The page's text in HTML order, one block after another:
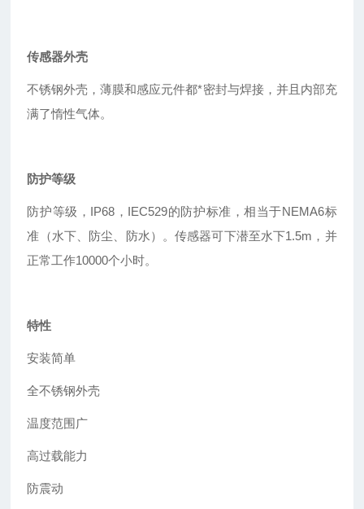
传感器外壳
不锈钢外壳，薄膜和感应元件都*密封与焊接，并且内部充
满了惰性气体。
防护等级
防护等级，IP68，IEC529的防护标准，相当于NEMA6标
准（水下、防尘、防水）。传感器可下潜至水下1.5m，并
正常工作10000个小时。
特性
安装简单
全不锈钢外壳
温度范围广
高过载能力
防震动